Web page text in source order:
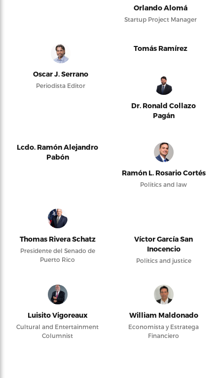
Orlando Alomá
Startup Project Manager
Oscar J. Serrano
Periodista Editor
Tomás Ramírez
Dr. Ronald Collazo
Pagán
Lcdo. Ramón Alejandro
Pabón
Ramón L. Rosario Cortés
Politics and law
Thomas Rivera Schatz
Presidente del Senado de
Puerto Rico
Víctor García San
Inocencio
Politics and justice
Luisito Vigoreaux
Cultural and Entertainment
Columnist
William Maldonado
Economista y Estratega
Financiero